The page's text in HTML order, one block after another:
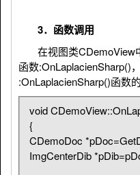
{
delete
m_pImgDataOut
}
int lineByte =
if(m_nBitCount
3．函数调用
在视图类CDemoView
函数:OnLaplacienSharp()
:OnLaplacienSharp()函数
void
{
CDemoDoc
ImgCenterDib